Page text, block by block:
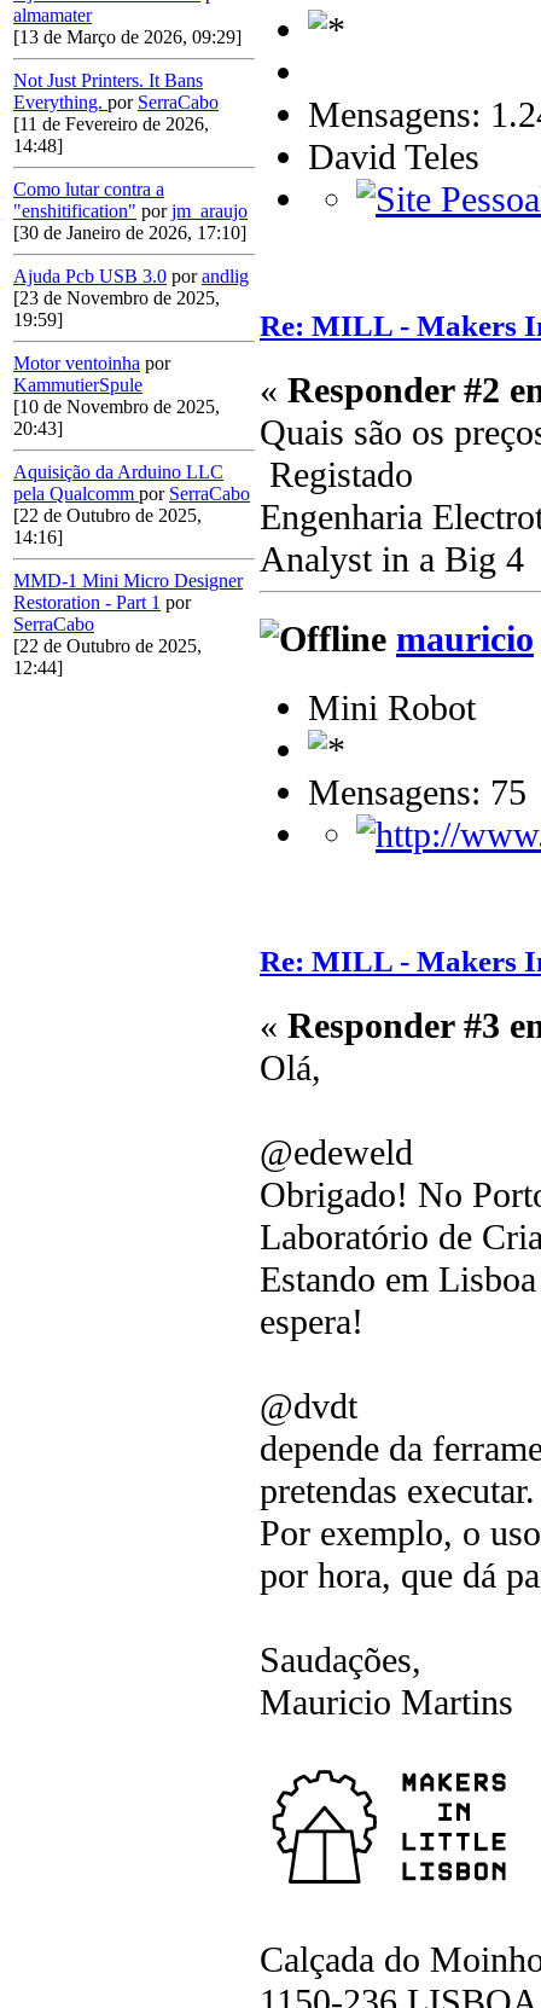
almamater
[13 de Março de 2026, 09:29]
Not Just Printers. It Bans
Everything. por SerraCabo
[11 de Fevereiro de 2026,
14:48]
Como lutar contra a
"enshitification" porjm_araujo
[30 de Janeiro de 2026, 17:10]
Ajuda Pcb USB 3.0 porandlig
[23 de Novembro de 2025,
19:59]
Motor ventoinha por
KammutierSpule
[10 de Novembro de 2025,
20:43]
Aquisição da Arduino LLC
pela Qualcomm por SerraCabo
[22 de Outubro de 2025,
14:16]
MMD-1 Mini Micro Designer
Restoration - Part 1 por
SerraCabo
[22 de Outubro de 2025,
12:44]
Mensagens:
David Teles
Re: MILL - Makers
« Responder #2
Quais são os
Registado
Engenharia
Analyst in a Big 4
mauricio
Mini Robot
Mensagens: 75
Re: MILL - Makers
« Responder #3
Olá,
@edeweld
Obrigado! No
Laboratório de
Estando em
espera!
@dvdt
depende da
pretendas executar.
Por exemplo, o
por hora, que dá
Saudações,
Mauricio Martins
Calçada do